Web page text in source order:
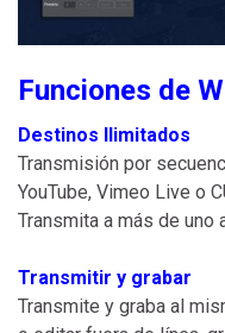
Funciones de
Destinos Ilimitados
Transmisión por
YouTube, Vimeo Live o
Transmita a más de uno
Transmitir y grabar
Transmite y graba al